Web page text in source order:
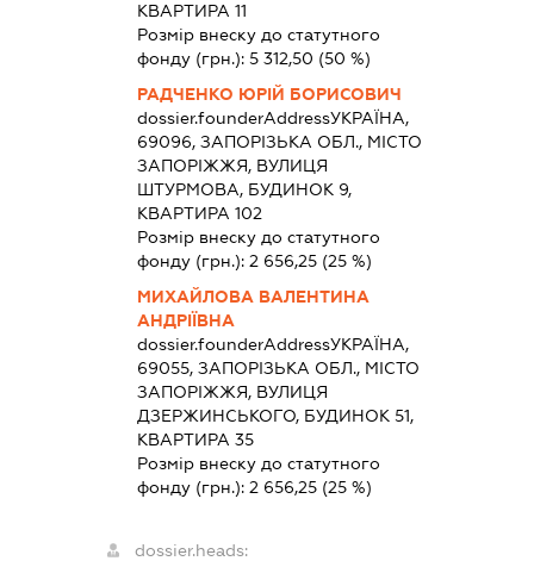
КВАРТИРА 11
Розмір внеску до статутного
фонду (грн.):5 312,50 (50 %)
РАДЧЕНКО ЮРІЙ БОРИСОВИЧ
dossier.founderAddressУКРАЇНА,
69096, ЗАПОРІЗЬКА ОБЛ., МІСТО
ЗАПОРІЖЖЯ, ВУЛИЦЯ
ШТУРМОВА, БУДИНОК 9,
КВАРТИРА 102
Розмір внеску до статутного
фонду (грн.):2 656,25 (25 %)
МИХАЙЛОВА ВАЛЕНТИНА
АНДРІЇВНА
dossier.founderAddressУКРАЇНА,
69055, ЗАПОРІЗЬКА ОБЛ., МІСТО
ЗАПОРІЖЖЯ, ВУЛИЦЯ
ДЗЕРЖИНСЬКОГО, БУДИНОК 51,
КВАРТИРА 35
Розмір внеску до статутного
фонду (грн.):2 656,25 (25 %)
dossier.heads: